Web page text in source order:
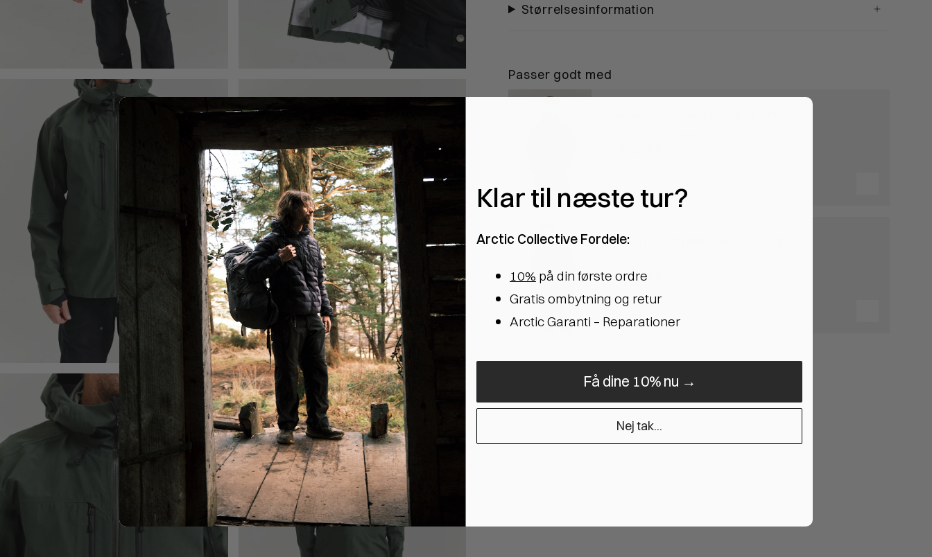
Størrelsesinformation
Passer godt med
Camino Dunjakke Mand - Forest
1.900,00 kr
Klar til næste tur?
Arctic Collective Fordele:
10% på din første ordre
Gratis ombytning og retur
Arctic Garanti – Reparationer
Få dine 10% nu →
Nej tak...